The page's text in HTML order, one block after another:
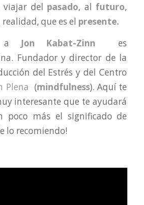
del pasado, al futuro,
que es el presente.
a
Jon Kabat-Zinn es
Fundador y director de la
del Estrés y del Centro
Plena (mindfulness). Aquí te
interesante que te ayudará
poco más el significado de
lo recomiendo!